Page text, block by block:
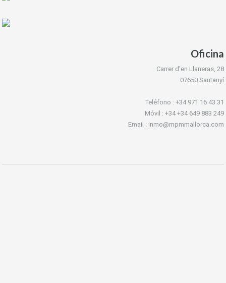
Oficina
Carrer d'en Llaneras, 28
07650 Santanyí
Teléfono : +34 971 16 43 31
Móvil : +34 +34 649 883 249
Email : inmo@mpmmallorca.com